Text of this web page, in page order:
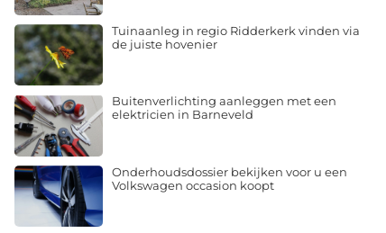
Tuinaanleg in regio Ridderkerk vinden via
de juiste hovenier
Buitenverlichting aanleggen met een
elektricien in Barneveld
Onderhoudsdossier bekijken voor u een
Volkswagen occasion koopt